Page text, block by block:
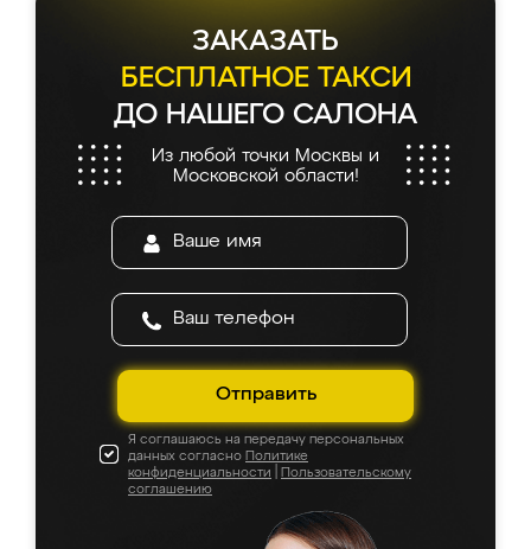
ЗАКАЗАТЬ
БЕСПЛАТНОЕ ТАКСИ
ДО НАШЕГО САЛОНА
Из любой точки Москвы и
Московской области!
Отправить
Я соглашаюсь на передачу персональных
данных согласно Политике
конфиденциальности
Пользовательскому
соглашению